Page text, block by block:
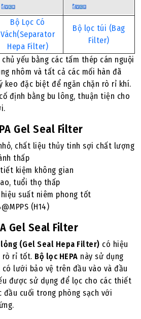
Bộ Lọc Có
Vách(Separator
Hepa Filter)
Bộ lọc túi (Bag
Filter)
yếu bằng các tấm thép cán nguội
nhôm và tất cả các mối hàn đã
đặc biệt để ngăn chặn rò rỉ khí.
định bằng bu lông, thuận tiện cho
Gel Seal Filter
chất liệu thủy tinh sợi chất lượng
thấp
kiệm không gian
tuổi thọ thấp
suất niêm phong tốt
(H14)
Gel Seal Filter
lỏng (Gel Seal Hepa Filter) có hiệu
rò rỉ tốt. Bộ lọc HEPA này sử dụng
lưới bảo vệ trên đầu vào và đầu
được sử dụng để lọc cho các thiết
đầu cuối trong phòng sạch với